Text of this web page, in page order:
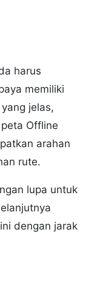
harus
memiliki
jelas,
Offline
arahan
rute.
lupa untuk
dengan jarak